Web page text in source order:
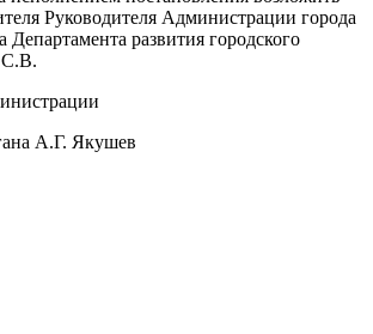
Руководителя Администрации города
Департамента развития городского
С.В.
А.Г. Якушев